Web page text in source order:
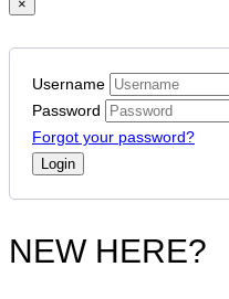
×
Username
Password
Forgot your password?
NEW HERE?